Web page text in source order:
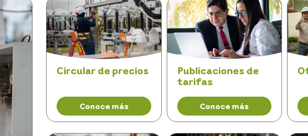
Circular de precios
Conoce más
Publicaciones de
tarifas
Conoce más